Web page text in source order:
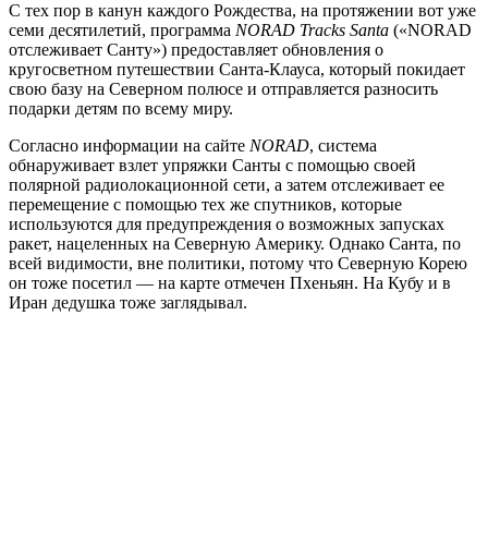
С тех пор в канун каждого Рождества, на протяжении вот уже
семи десятилетий, программа NORAD Tracks Santa («NORAD
отслеживает Санту») предоставляет обновления о
кругосветном путешествии Санта-Клауса, который покидает
свою базу на Северном полюсе и отправляется разносить
подарки детям по всему миру.
Согласно информации на сайте NORAD, система
обнаруживает взлет упряжки Санты с помощью своей
полярной радиолокационной сети, а затем отслеживает ее
перемещение с помощью тех же спутников, которые
используются для предупреждения о возможных запусках
ракет, нацеленных на Северную Америку. Однако Санта, по
всей видимости, вне политики, потому что Северную Корею
он тоже посетил — на карте отмечен Пхеньян. На Кубу и в
Иран дедушка тоже заглядывал.